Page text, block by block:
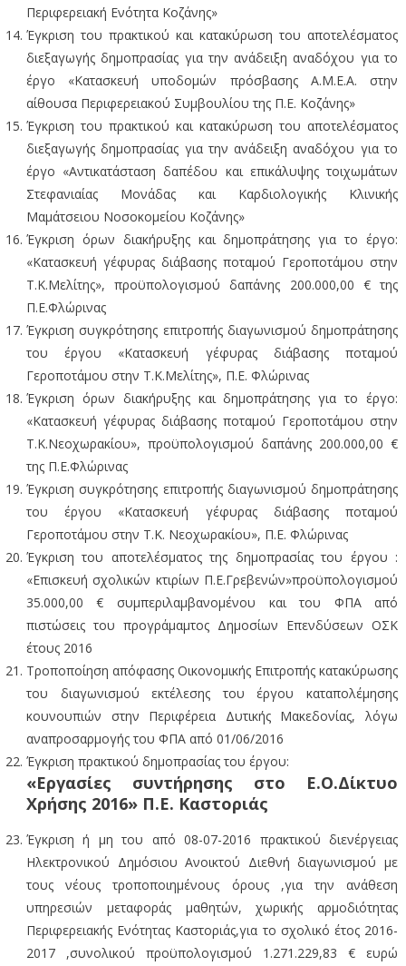
Περιφερειακή Ενότητα Κοζάνης»
Έγκριση του πρακτικού και κατακύρωση του αποτελέσματος
διεξαγωγής δημοπρασίας για την ανάδειξη αναδόχου για το
έργο «Κατασκευή υποδομών πρόσβασης Α.Μ.Ε.Α. στην
αίθουσα Περιφερειακού Συμβουλίου της Π.Ε. Κοζάνης»
Έγκριση του πρακτικού και κατακύρωση του αποτελέσματος
διεξαγωγής δημοπρασίας για την ανάδειξη αναδόχου για το
έργο «Αντικατάσταση δαπέδου και επικάλυψης τοιχωμάτων
Στεφανιαίας Μονάδας και Καρδιολογικής Κλινικής
Μαμάτσειου Νοσοκομείου Κοζάνης»
Έγκριση όρων διακήρυξης και δημοπράτησης για το έργο:
«Κατασκευή γέφυρας διάβασης ποταμού Γεροποτάμου στην
Τ.Κ.Μελίτης», προϋπολογισμού δαπάνης 200.000,00 € της
Π.Ε.Φλώρινας
Έγκριση συγκρότησης επιτροπής διαγωνισμού δημοπράτησης
του έργου «Κατασκευή γέφυρας διάβασης ποταμού
Γεροποτάμου στην Τ.Κ.Μελίτης», Π.Ε. Φλώρινας
Έγκριση όρων διακήρυξης και δημοπράτησης για το έργο:
«Κατασκευή γέφυρας διάβασης ποταμού Γεροποτάμου στην
Τ.Κ.Νεοχωρακίου», προϋπολογισμού δαπάνης 200.000,00 €
της Π.Ε.Φλώρινας
Έγκριση συγκρότησης επιτροπής διαγωνισμού δημοπράτησης
του έργου «Κατασκευή γέφυρας διάβασης ποταμού
Γεροποτάμου στην Τ.Κ. Νεοχωρακίου», Π.Ε. Φλώρινας
Έγκριση του αποτελέσματος της δημοπρασίας του έργου :
«Επισκευή σχολικών κτιρίων Π.Ε.Γρεβενών»προϋπολογισμού
35.000,00 € συμπεριλαμβανομένου και του ΦΠΑ από
πιστώσεις του προγράμαμτος Δημοσίων Επενδύσεων ΟΣΚ
έτους 2016
Τροποποίηση απόφασης Οικονομικής Επιτροπής κατακύρωσης
του διαγωνισμού εκτέλεσης του έργου καταπολέμησης
κουνουπιών στην Περιφέρεια Δυτικής Μακεδονίας, λόγω
αναπροσαρμογής του ΦΠΑ από 01/06/2016
Έγκριση πρακτικού δημοπρασίας του έργου:
«Εργασίες συντήρησης στο Ε.Ο.Δίκτυο
Χρήσης 2016» Π.Ε. Καστοριάς
Έγκριση ή μη του από 08-07-2016 πρακτικού διενέργειας
Ηλεκτρονικού Δημόσιου Ανοικτού Διεθνή διαγωνισμού με
τους νέους τροποποιημένους όρους ,για την ανάθεση
υπηρεσιών μεταφοράς μαθητών, χωρικής αρμοδιότητας
Περιφερειακής Ενότητας Καστοριάς,για το σχολικό έτος 2016-
2017 ,συνολικού προϋπολογισμού 1.271.229,83 € ευρώ